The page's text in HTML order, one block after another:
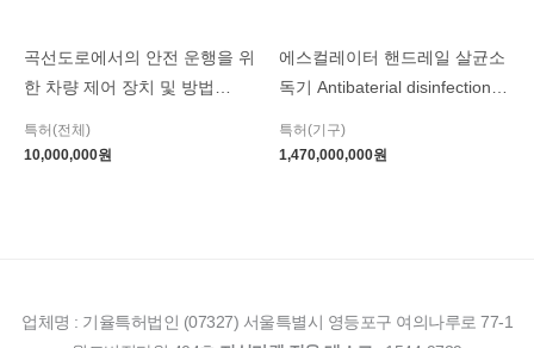
곡선도로에서의 안전 운행을 위
한 차량 제어 장치 및 방법
APPARATUS AND METHOD
특허(전체)
10,000,000원
에스컬레이터 핸드레일 살균소
독기 Antibaterial disinfection
특허(기구)
1,470,000,000원
업체명 : 기율특허법인 (07327) 서울특별시 영등포구 여의나루로 77-1